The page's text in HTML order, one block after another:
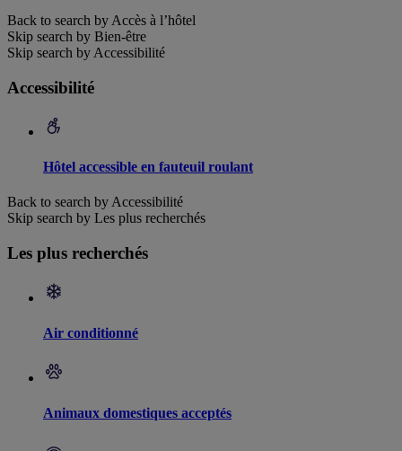
Back to search by Accès à l’hôtel
Skip search by Bien-être
Skip search by Accessibilité
Accessibilité
Hôtel accessible en fauteuil roulant
Back to search by Accessibilité
Skip search by Les plus recherchés
Les plus recherchés
Air conditionné
Animaux domestiques acceptés